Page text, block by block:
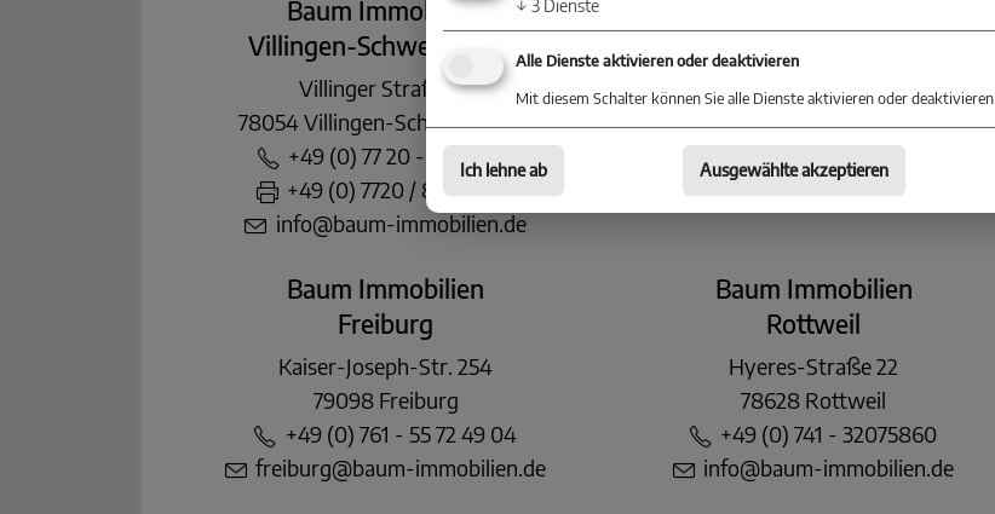
Baum Immobilien
Villingen-Schwenningen
Villinger Straße 91
78054 Villingen-Schwenningen
+49 (0) 77 20 - 85 83 90
+49 (0) 7720 / 85 83 822
info@baum-immobilien.de
Konstanz
Markgrafenstraße 30
78467 Konstanz
+49 (0) 75 31 - 28 46 78 0
konstanz@baum-immobilien.de
Baum Immobilien
Freiburg
Kaiser-Joseph-Str. 254
79098 Freiburg
+49 (0) 761 - 55 72 49 04
freiburg@baum-immobilien.de
Baum Immobilien
Rottweil
Hyeres-Straße 22
78628 Rottweil
+49 (0) 741 - 32075860
info@baum-immobilien.de
↓ 3 Dienste
Alle Dienste aktivieren oder deaktivieren
Mit diesem Schalter können Sie alle Dienste aktivieren oder deaktivieren.
Ich lehne ab Ausgewählte akzeptieren